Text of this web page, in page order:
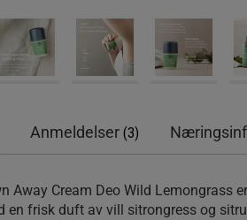
Anmeldelser (3)
Away Cream Deo Wild Lemongrass
en frisk duft av vill sitrongress og